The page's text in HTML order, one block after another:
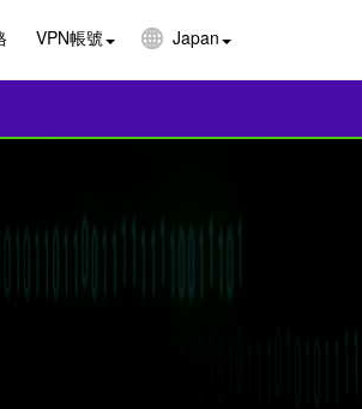
VPN帳號 Japan